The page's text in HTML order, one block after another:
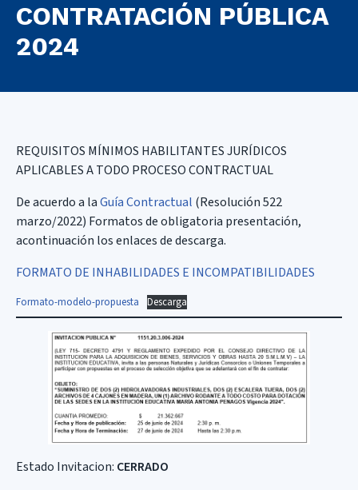
CONTRATACIÓN PÚBLICA
2024
REQUISITOS MÍNIMOS HABILITANTES JURÍDICOS
APLICABLES A TODO PROCESO CONTRACTUAL
De acuerdo a laGuía Contractual (Resolución 522
marzo/2022) Formatos de obligatoria presentación,
acontinuación los enlaces de descarga.
FORMATO DE INHABILIDADES E INCOMPATIBILIDADES
Formato-modelo-propuesta Descarga
Estado Invitacion: CERRADO